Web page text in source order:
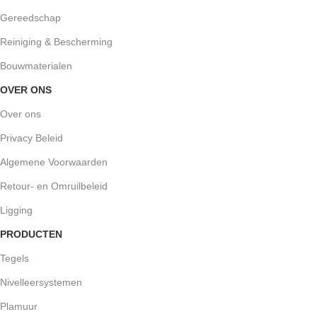
Gereedschap
Reiniging & Bescherming
Bouwmaterialen
OVER ONS
Over ons
Privacy Beleid
Algemene Voorwaarden
Retour- en Omruilbeleid
Ligging
PRODUCTEN
Tegels
Nivelleersystemen
Plamuur